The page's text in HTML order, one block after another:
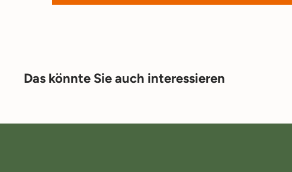
Das könnte Sie auch interessieren